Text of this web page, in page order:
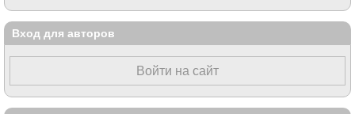
Вход для авторов
Войти на сайт